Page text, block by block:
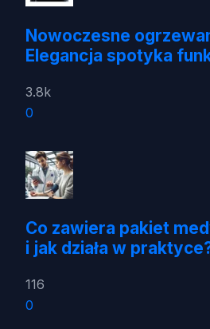
Nowoczesne
Elegancja spotyka
3.8k
0
Co zawiera pakiet
i jak działa w
116
0